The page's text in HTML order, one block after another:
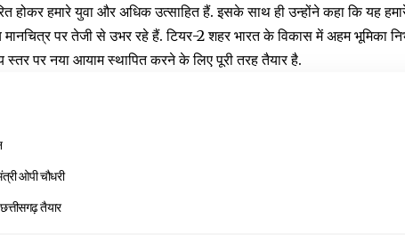
होकर हमारे युवा और अधिक उत्साहित हैं. इसके साथ ही उन्होंने कहा कि यह
मानचित्र पर तेजी से उभर रहे हैं. टियर-2 शहर भारत के विकास में अहम भूमिका
स्तर पर नया आयाम स्थापित करने के लिए पूरी तरह तैयार है.
ओपी चौधरी
तैयार